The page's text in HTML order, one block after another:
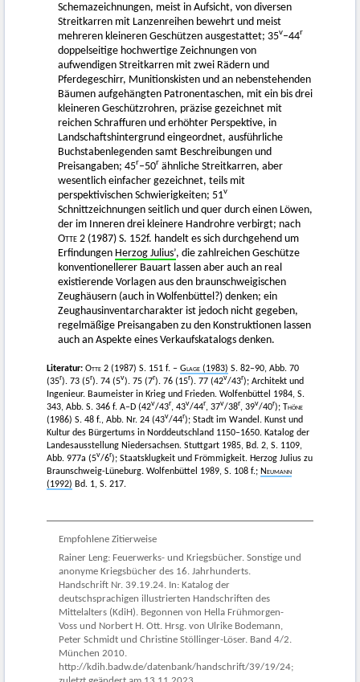
Schemazeichnungen, meist in Aufsicht, von diversen
Streitkarren mit Lanzenreihen bewehrt und meist
mehreren kleineren Geschützen ausgestattet; 35v–44r
doppelseitige hochwertige Zeichnungen von
aufwendigen Streitkarren mit zwei Rädern und
Pferdegeschirr, Munitionskisten und an nebenstehenden
Bäumen aufgehängten Patronentaschen, mit ein bis drei
kleineren Geschützrohren, präzise gezeichnet mit
reichen Schraffuren und erhöhter Perspektive, in
Landschaftshintergrund eingeordnet, ausführliche
Buchstabenlegenden samt Beschreibungen und
Preisangaben; 45r–50r ähnliche Streitkarren, aber
wesentlich einfacher gezeichnet, teils mit
perspektivischen Schwierigkeiten; 51v
Schnittzeichnungen seitlich und quer durch einen Löwen,
der im Inneren drei kleinere Handrohre verbirgt; nach
Otte 2 (1987) S. 152f. handelt es sich durchgehend um
Erfindungen Herzog Julius’, die zahlreichen Geschütze
konventionellerer Bauart lassen aber auch an real
existierende Vorlagen aus den braunschweigischen
Zeughäusern (auch in Wolfenbüttel?) denken; ein
Zeughausinventarcharakter ist jedoch nicht gegeben,
regelmäßige Preisangaben zu den Konstruktionen lassen
auch an Aspekte eines Verkaufskatalogs denken.
Literatur: Otte 2 (1987) S. 151 f. – Glage (1983) S. 82–90, Abb. 70
(35r). 73 (5r). 74 (5v). 75 (7r). 76 (15r). 77 (42v/43r); Architekt und
Ingenieur. Baumeister in Krieg und Frieden. Wolfenbüttel 1984, S.
343, Abb. S. 346 f. A–D (42v/43r, 43v/44r, 37v/38r, 39v/40r); Thöne
(1986) S. 48 f., Abb. Nr. 24 (43v/44r); Stadt im Wandel. Kunst und
Kultur des Bürgertums in Norddeutschland 1150–1650. Katalog der
Landesausstellung Niedersachsen. Stuttgart 1985, Bd. 2, S. 1109,
Abb. 977a (5v/6r); Staatsklugkeit und Frömmigkeit. Herzog Julius zu
Braunschweig-Lüneburg. Wolfenbüttel 1989, S. 108 f.; Neumann
(1992) Bd. 1, S. 217.
Empfohlene Zitierweise
Rainer Leng: Feuerwerks- und Kriegsbücher. Sonstige und
anonyme Kriegsbücher des 16. Jahrhunderts.
Handschrift Nr. 39.19.24. In: Katalog der
deutschsprachigen illustrierten Handschriften des
Mittelalters (KdiH). Begonnen von Hella Frühmorgen-
Voss und Norbert H. Ott. Hrsg. von Ulrike Bodemann,
Peter Schmidt und Christine Stöllinger-Löser. Band 4/2.
München 2010.
http://kdih.badw.de/datenbank/handschrift/39/19/24;